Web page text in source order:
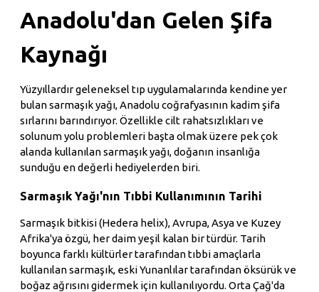
Anadolu'dan Gelen Şifa
Kaynağı
Yüzyıllardır geleneksel tıp uygulamalarında kendine yer
bulan sarmaşık yağı, Anadolu coğrafyasının kadim şifa
sırlarını barındırıyor. Özellikle cilt rahatsızlıkları ve
solunum yolu problemleri başta olmak üzere pek çok
alanda kullanılan sarmaşık yağı, doğanın insanlığa
sunduğu en değerli hediyelerden biri.
Sarmaşık Yağı'nın Tıbbi Kullanımının Tarihi
Sarmaşık bitkisi (Hedera helix), Avrupa, Asya ve Kuzey
Afrika'ya özgü, her daim yeşil kalan bir türdür. Tarih
boyunca farklı kültürler tarafından tıbbi amaçlarla
kullanılan sarmaşık, eski Yunanlılar tarafından öksürük ve
boğaz ağrısını gidermek için kullanılıyordu. Orta Çağ'da